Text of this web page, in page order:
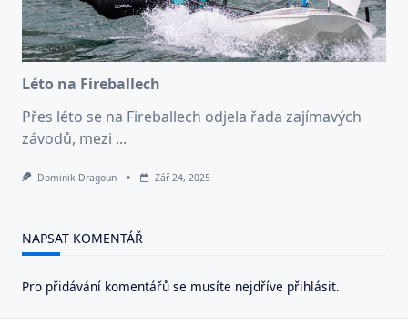
Léto na Fireballech
Přes léto se na Fireballech odjela řada zajímavých
závodů, mezi ...
Dominik Dragoun Zář 24, 2025
NAPSAT KOMENTÁŘ
Pro přidávání komentářů se musíte nejdříve přihlásit.